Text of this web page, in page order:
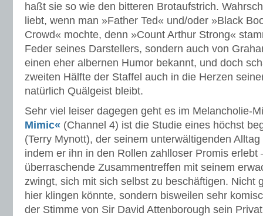
haßt sie so wie den bitteren Brotaufstrich.
liebt, wenn man »Father Ted« und/oder »Black
Crowd« mochte, denn »Count Arthur Strong«
Feder seines Darstellers, sondern auch von
einen eher albernen Humor bekannt, und doch
zweiten Hälfte der Staffel auch in die Herzen
natürlich Quälgeist bleibt.
Sehr viel leiser dagegen geht es im Melancholie-
Mimic« (Channel 4) ist die Studie eines höchst
(Terry Mynott), der seinem unterwältigenden
indem er ihn in den Rollen zahlloser Promis erlebt
überraschende Zusammentreffen mit seinem
zwingt, sich mit sich selbst zu beschäftigen. Nicht
hier klingen könnte, sondern bisweilen sehr
der Stimme von Sir David Attenborough sein